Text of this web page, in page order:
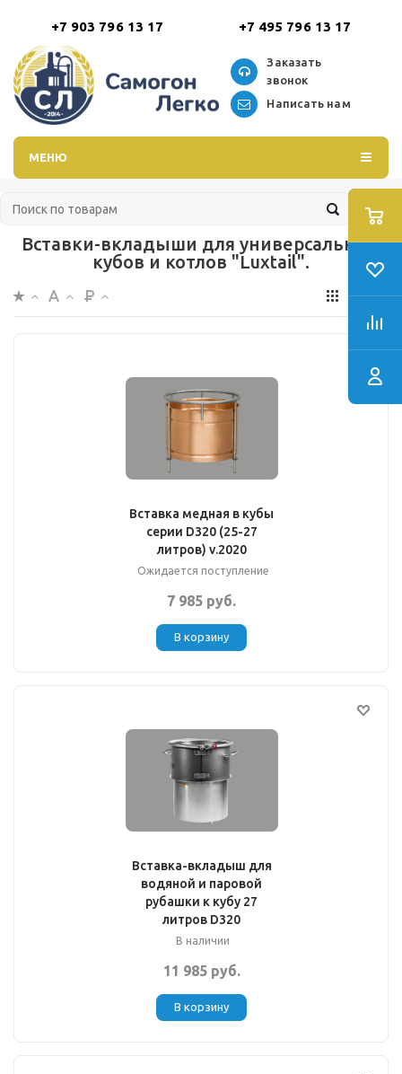
+7 903 796 13 17 +7 495 796 13 17
Заказать
звонок
Написать нам
МЕНЮ
Вставки-вкладыши для универсальных
кубов и котлов "Luxtail".
Вставка медная в кубы
серии D320 (25-27
литров) v.2020
Ожидается поступление
7 985 руб.
В корзину
Вставка-вкладыш для
водяной и паровой
рубашки к кубу 27
литров D320
В наличии
11 985 руб.
В корзину